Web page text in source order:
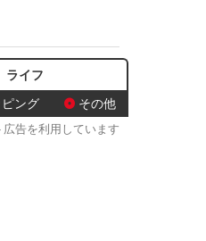
ング その他
ライフ
告を利用しています